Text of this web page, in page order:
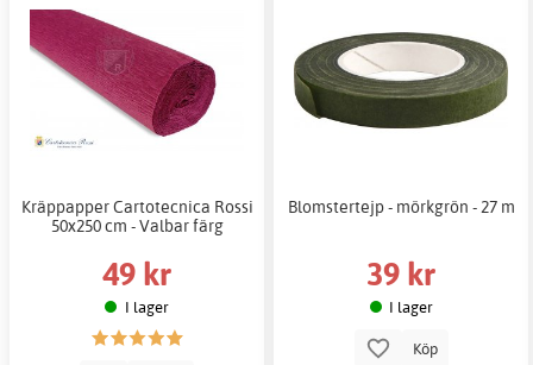
Kräppapper Cartotecnica Rossi
50x250 cm - Valbar färg
49 kr
I lager
Blomstertejp - mörkgrön - 27 m
39 kr
I lager
Köp